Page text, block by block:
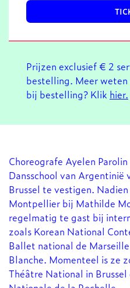
Prijzen exclusief € 2
bestelling. Meer
bij bestelling? Klik hier.
Choreografe Ayelen
Dansschool van
Brussel te vestigen.
Montpellier bij Mathilde
regelmatig te gast bij
zoals Korean National
Ballet national de
Blanche. Momenteel is ze
Théâtre National in Brussel